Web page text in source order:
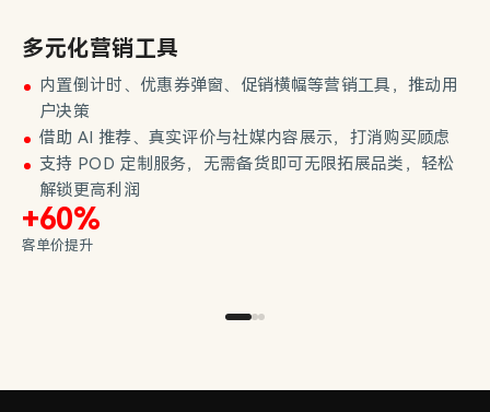
+60%
客单价提升
多元化营销工具
内置倒计时、优惠券弹窗、促销横幅等营销工具，推动用
户决策
借助 AI 推荐、真实评价与社媒内容展示，打消购买顾虑
支持 POD 定制服务，无需备货即可无限拓展品类，轻松
解锁更高利润